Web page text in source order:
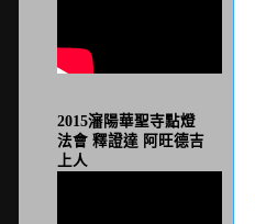
2015瀋陽華聖寺點燈
法會 釋證達 阿旺德吉
上人